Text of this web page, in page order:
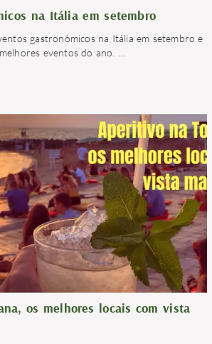
na Itália em setembro
gastronômicos na Itália em setembro e
eventos do ano.
os melhores locais com vista